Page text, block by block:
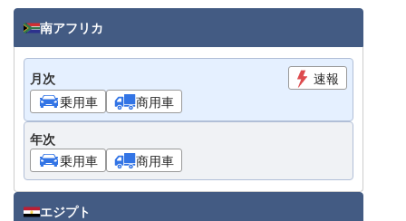
南アフリカ
月次
速報
乗用車
商用車
年次
乗用車
商用車
エジプト